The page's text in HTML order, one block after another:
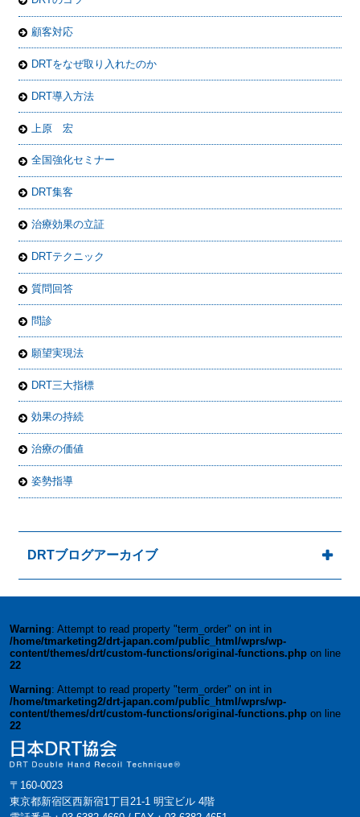
顧客対応
DRTをなぜ取り入れたのか
DRT導入方法
上原 宏
全国強化セミナー
DRT集客
治療効果の立証
DRTテクニック
質問回答
問診
願望実現法
DRT三大指標
効果の持続
治療の価値
姿勢指導
DRTブログアーカイブ
Warning: Attempt to read property "term_order" on int in
/home/tmarketing2/drt-japan.com/public_html/wprs/wp-
content/themes/drt/custom-functions/original-functions.phpon line
22
Warning: Attempt to read property "term_order" on int in
/home/tmarketing2/drt-japan.com/public_html/wprs/wp-
content/themes/drt/custom-functions/original-functions.phpon line
22
〒160-0023
東京都新宿区西新宿1丁目21-1 明宝ビル 4階